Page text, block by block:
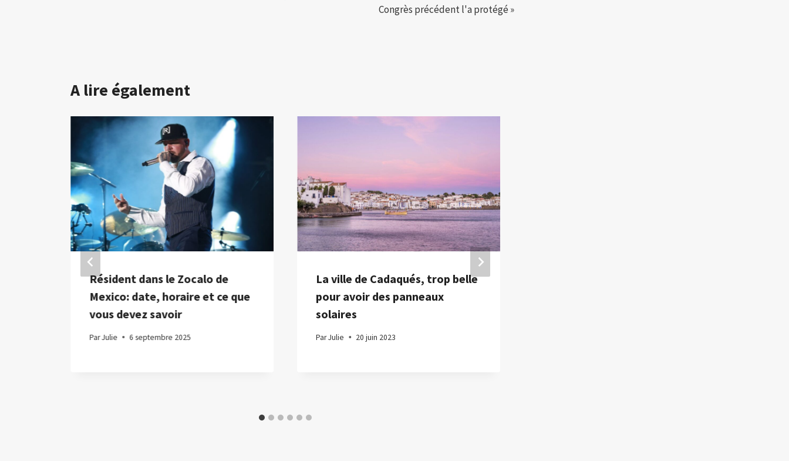
Congrès précédent l'a protégé »
A lire également
Résident dans le Zocalo de
Mexico: date, horaire et ce que
vous devez savoir
ParJulie 6 septembre 2025
La ville de Cadaqués, trop belle
pour avoir des panneaux
solaires
ParJulie 20 juin 2023